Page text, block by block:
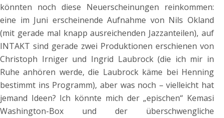
könnten noch diese Neuerscheinungen reinkommen:
eine im Juni erscheinende Aufnahme von Nils Okland
(mit gerade mal knapp ausreichenden Jazzanteilen), auf
INTAKT sind gerade zwei Produktionen erschienen von
Christoph Irniger und Ingrid Laubrock (die ich mir in
Ruhe anhören werde, die Laubrock käme bei Henning
bestimmt ins Programm), aber was noch – vielleicht hat
jemand Ideen? Ich könnte mich der „epischen“ Kemasi
Washington-Box und der überschwengliche